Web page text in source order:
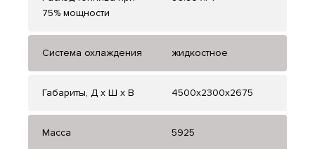
75% мощности
Система охлаждения жидкостное
Габариты, Д x Ш x В 4500x2300x2675
Масса 5925